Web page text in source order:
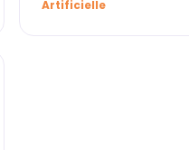
Artificielle